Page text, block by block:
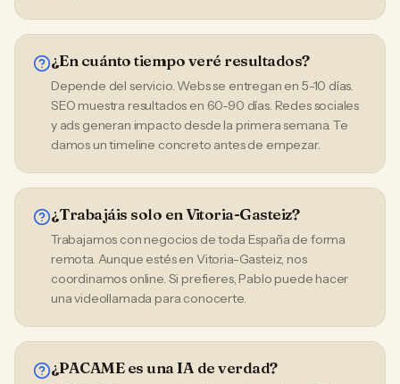
¿En cuánto tiempo veré resultados?
Depende del servicio. Webs se entregan en 5-10 días.
SEO muestra resultados en 60-90 días. Redes sociales
y ads generan impacto desde la primera semana. Te
damos un timeline concreto antes de empezar.
¿Trabajáis solo en Vitoria-Gasteiz?
Trabajamos con negocios de toda España de forma
remota. Aunque estés en Vitoria-Gasteiz, nos
coordinamos online. Si prefieres, Pablo puede hacer
una videollamada para conocerte.
¿PACAME es una IA de verdad?